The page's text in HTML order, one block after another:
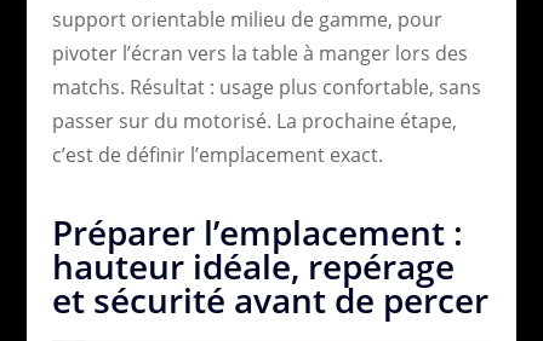
support orientable milieu de gamme, pour
pivoter l’écran vers la table à manger lors des
matchs. Résultat : usage plus confortable, sans
passer sur du motorisé. La prochaine étape,
c’est de définir l’emplacement exact.
Préparer l’emplacement :
hauteur idéale, repérage
et sécurité avant de percer